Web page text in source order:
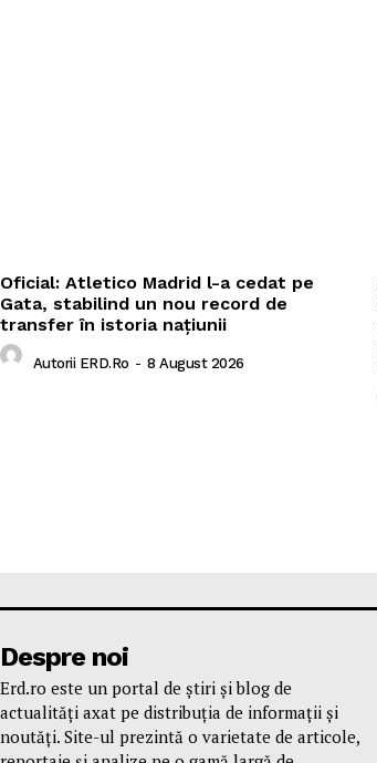
Oficial: Atletico Madrid l-a cedat pe
Gata, stabilind un nou record de
transfer în istoria națiunii
Autorii ERD.ro - 8 August 2026
Despre noi
Erd.ro este un portal de știri și blog de
actualități axat pe distribuția de informații și
noutăți. Site-ul prezintă o varietate de articole,